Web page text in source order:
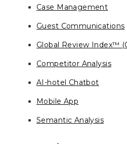
Case Management
Guest Communications
Global Review Index™
Competitor Analysis
AI-hotel Chatbot
Mobile App
Semantic Analysis